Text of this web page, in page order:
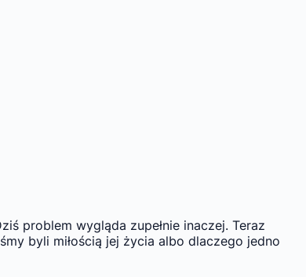
problem wygląda zupełnie inaczej. Teraz
byli miłością jej życia albo dlaczego jedno